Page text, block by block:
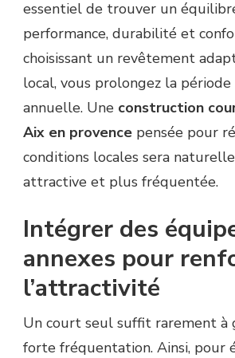
essentiel de trouver un
performance, durabilité et
choisissant un revêtement
local, vous prolongez la
annuelle. Une construction
Aix en provence pensée pour
conditions locales sera
attractive et plus fréquentée.
Intégrer des
annexes pour
l’attractivité
Un court seul suffit rarement à
forte fréquentation. Ainsi, pour